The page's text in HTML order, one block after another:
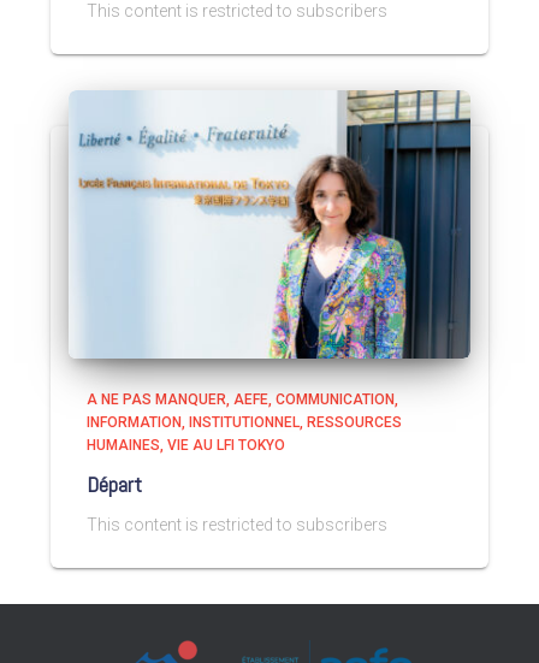
This content is restricted to subscribers
A NE PAS MANQUER AEFE COMMUNICATION
INFORMATION
INSTITUTIONNEL RESSOURCES
HUMAINES VIE AU LFI TOKYO
Départ
This content is restricted to subscribers